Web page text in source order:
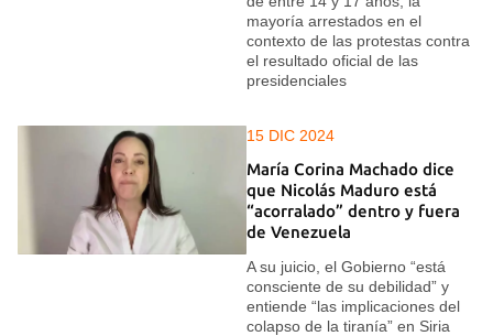
mayoría arrestados en el
contexto de las protestas contra
el resultado oficial de las
presidenciales
15 DIC 2024
María Corina Machado dice
que Nicolás Maduro está
“acorralado” dentro y fuera
de Venezuela
A su juicio, el Gobierno “está
consciente de su debilidad” y
entiende “las implicaciones del
colapso de la tiranía” en Siria